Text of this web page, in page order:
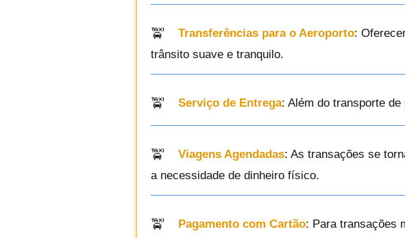
Transferências para o Aeroporto:
trânsito suave e tranquilo.
Serviço de Entrega: Além do transporte
Viagens Agendadas: As transações se
a necessidade de dinheiro físico.
Pagamento com Cartão: Para transações